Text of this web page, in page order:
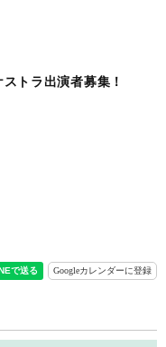
トラ出演者募集！
Googleカレンダーに登録